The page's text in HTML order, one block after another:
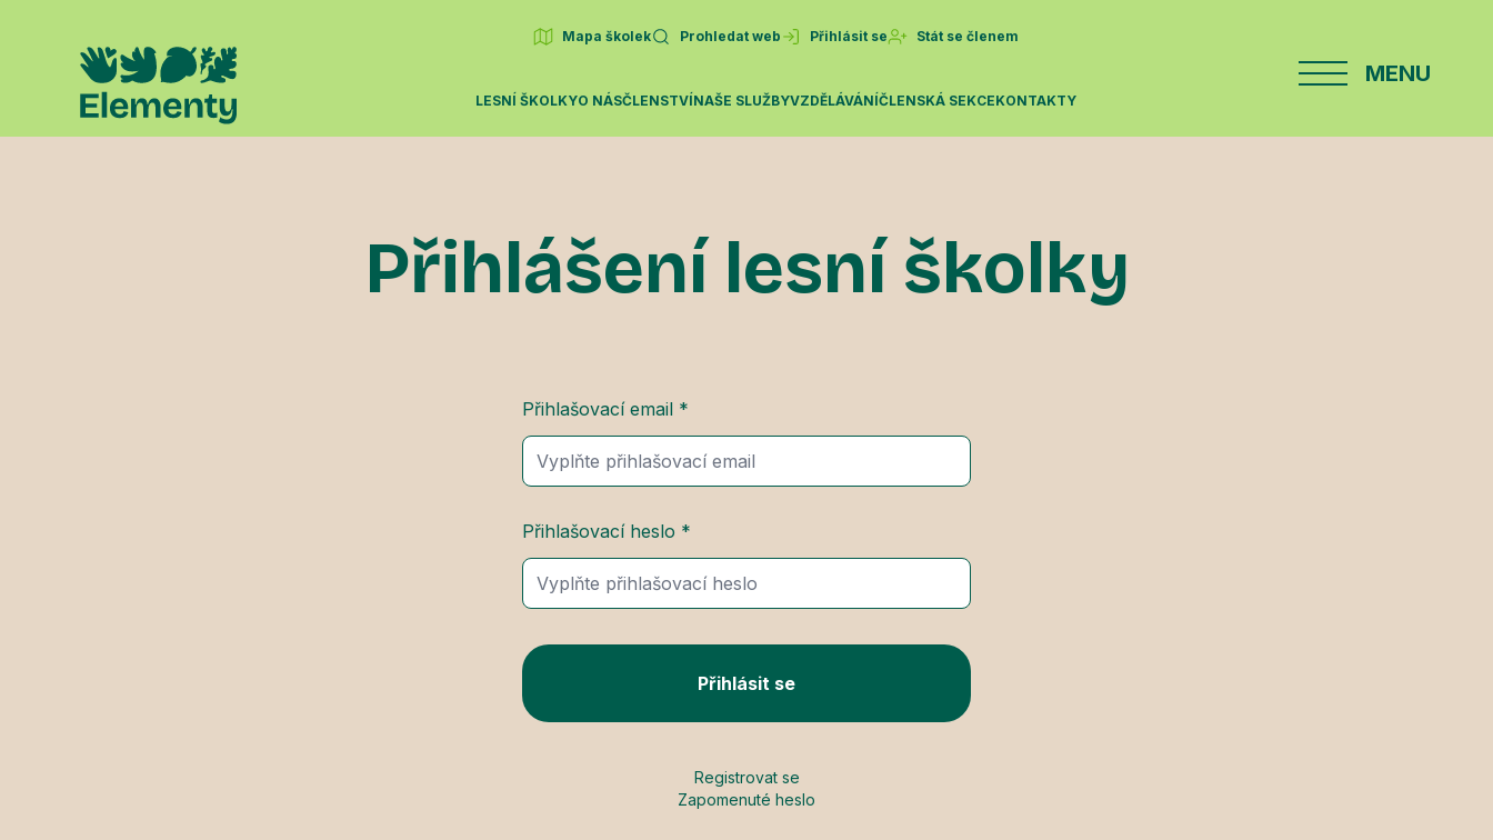
Mapa školek Prohledat web Přihlásit se Stát se členem
LESNÍ ŠKOLKYO NÁSČLENSTVÍNAŠE SLUŽBYVZDĚLÁVÁNÍČLENSKÁ SEKCEKONTAKTY
MENU
Přihlášení lesní školky
Přihlašovací email *
Přihlašovací heslo *
Přihlásit se
Registrovat se
Zapomenuté heslo